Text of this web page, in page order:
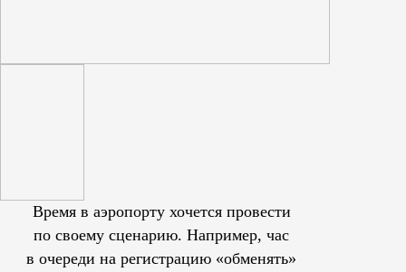
Время в аэропорту хочется провести
по своему сценарию. Например, час
в очереди на регистрацию «обменять»